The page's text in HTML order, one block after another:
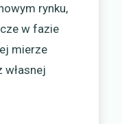
rynku,
w fazie
mierze
własnej